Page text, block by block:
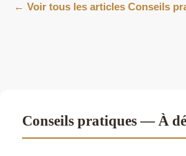
← Voir tous les articles Conseils
Conseils pratiques — À